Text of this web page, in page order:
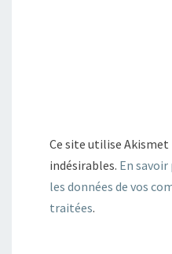
Ce site utilise Akismet
indésirables. En
les données de vos
traitées.